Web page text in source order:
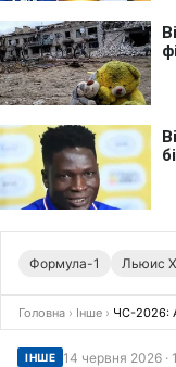
Формула-1 Льюис
Головна › Інше › ЧС-2026:
ІНШЕ 14 червня 2026 ·